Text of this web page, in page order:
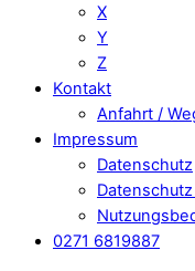
X
Y
Z
Kontakt
Anfahrt /
Impressum
Datenschutz
0271 6819887